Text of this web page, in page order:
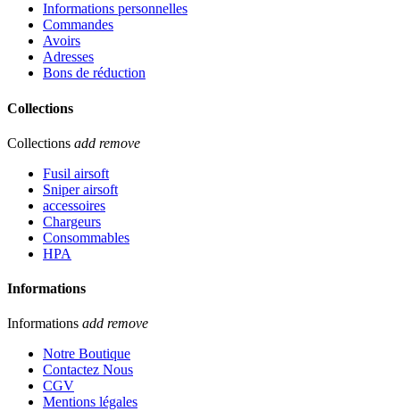
Informations personnelles
Commandes
Avoirs
Adresses
Bons de réduction
Collections
Collections add remove
Fusil airsoft
Sniper airsoft
accessoires
Chargeurs
Consommables
HPA
Informations
Informations add remove
Notre Boutique
Contactez Nous
CGV
Mentions légales